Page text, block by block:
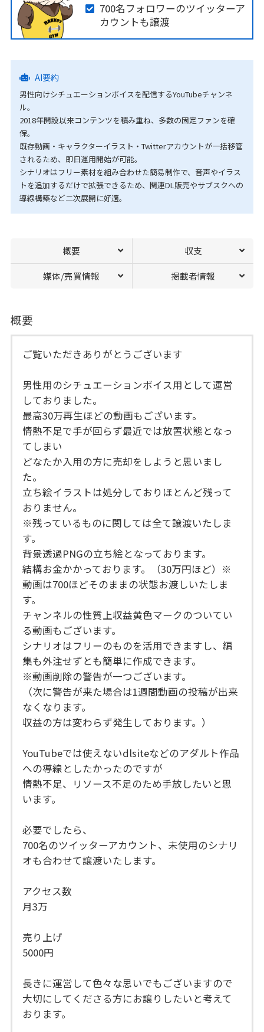
700名フォロワーのツイッターア
カウントも譲渡
AI要約
男性向けシチュエーションボイスを配信するYouTubeチャンネ
ル。
2018年開設以来コンテンツを積み重ね、多数の固定ファンを確
保。
既存動画・キャラクターイラスト・Twitterアカウントが一括移管
されるため、即日運用開始が可能。
シナリオはフリー素材を組み合わせた簡易制作で、音声やイラス
トを追加するだけで拡張できるため、関連DL販売やサブスクへの
導線構築など二次展開に好適。
概要 収支
媒体/売買情報 掲載者情報
概要
ご覧いただきありがとうございます
男性用のシチュエーションボイス用として運営
しておりました。
最高30万再生ほどの動画もございます。
情熱不足で手が回らず最近では放置状態となっ
てしまい
どなたか入用の方に売却をしようと思いまし
た。
立ち絵イラストは処分しておりほとんど残って
おりません。
※残っているものに関しては全て譲渡いたしま
す。
背景透過PNGの立ち絵となっております。
結構お金かかっております。（30万円ほど）※
動画は700ほどそのままの状態お渡しいたしま
す。
チャンネルの性質上収益黄色マークのついてい
る動画もございます。
シナリオはフリーのものを活用できますし、編
集も外注せずとも簡単に作成できます。
※動画削除の警告が一つございます。
（次に警告が来た場合は1週間動画の投稿が出来
なくなります。
収益の方は変わらず発生しております。）
YouTubeでは使えないdlsiteなどのアダルト作品
への導線としたかったのですが
情熱不足、リソース不足のため手放したいと思
います。
必要でしたら、
700名のツイッターアカウント、未使用のシナリ
オも合わせて譲渡いたします。
アクセス数
月3万
売り上げ
5000円
長きに運営して色々な思いでもございますので
大切にしてくださる方にお譲りしたいと考えて
おります。